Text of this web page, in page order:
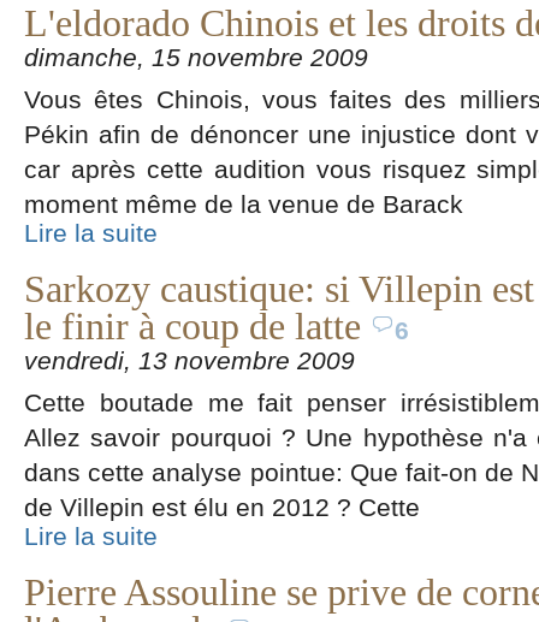
L'eldorado Chinois et les droits
dimanche, 15 novembre 2009
Vous êtes Chinois, vous faites des
Pékin afin de dénoncer une injustice dont
car après cette audition vous risquez
moment même de la venue de Barack
Lire la suite
Sarkozy caustique: si Villepin
le finir à coup de latte
6
vendredi, 13 novembre 2009
Cette boutade me fait penser
Allez savoir pourquoi ? Une hypothèse
dans cette analyse pointue: Que fait-on de
de Villepin est élu en 2012 ? Cette
Lire la suite
Pierre Assouline se prive de